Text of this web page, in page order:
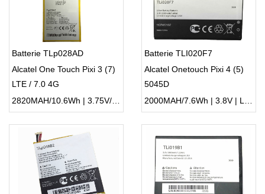
Batterie TLp028AD
Alcatel One Touch Pixi 3 (7)
LTE / 7.0 4G
2820MAH/10.6Wh | 3.75V/4.2V | Li-ion ...
Batterie TLI020F7
Alcatel Onetouch Pixi 4 (5)
5045D
2000MAH/7.6Wh | 3.8V | Li-ion ...